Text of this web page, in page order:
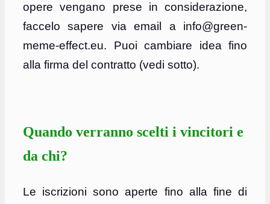
opere vengano prese in considerazione,
faccelo sapere via email a info@green-
meme-effect.eu. Puoi cambiare idea fino
alla firma del contratto (vedi sotto).
Quando verranno scelti i vincitori e
da chi?
Le iscrizioni sono aperte fino alla fine di